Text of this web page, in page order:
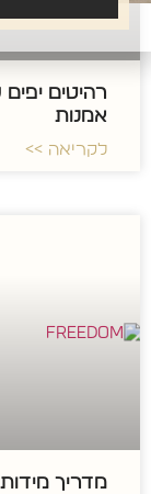
רהיטים
אמנות
לקריאה >>
מדריך